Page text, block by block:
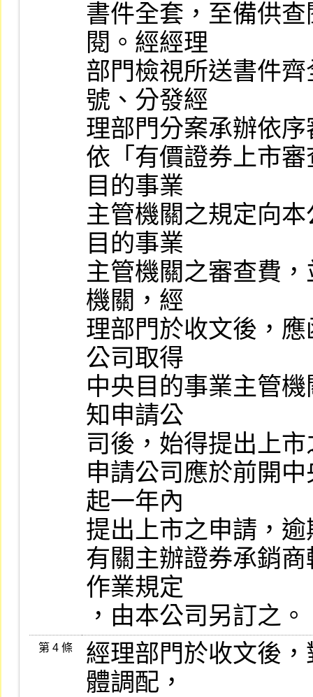
書件全套，至備供
閱。經經理
部門檢視所送書件
號、分發經
理部門分案承辦依序
依「有價證券上市
目的事業
主管機關之規定向
目的事業
主管機關之審查費
機關，經
理部門於收文後，
公司取得
中央目的事業主管
知申請公
司後，始得提出上
申請公司應於前開
起一年內
提出上市之申請，
有關主辦證券承銷
作業規定
，由本公司另訂之。
第 4 條
經理部門於收文後
體調配，